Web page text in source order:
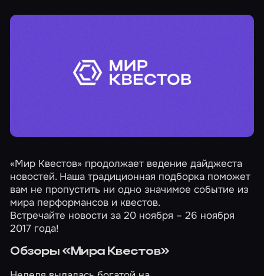
«Мир Квестов» продолжает ведение дайджеста
новостей. Наша традиционная подборка поможет
вам не пропустить ни одно значимое событие из
мира перформансов и квестов.
Встречайте новости за 20 ноября – 26 ноября
2017 года!
Обзоры «Мира Квестов»